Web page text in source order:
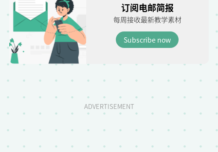
订阅电邮简报
每周接收最新教学素材
Subscribe now
ADVERTISEMENT